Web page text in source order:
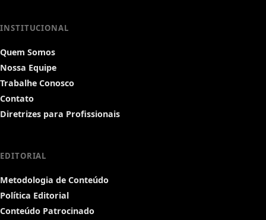
INSTITUCIONAL
Quem Somos
Nossa Equipe
Trabalhe Conosco
Contato
Diretrizes para Profissionais
EDITORIAL
Metodologia de Conteúdo
Política Editorial
Conteúdo Patrocinado